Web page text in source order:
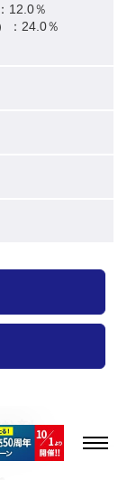
12.0％
：24.0％
剤